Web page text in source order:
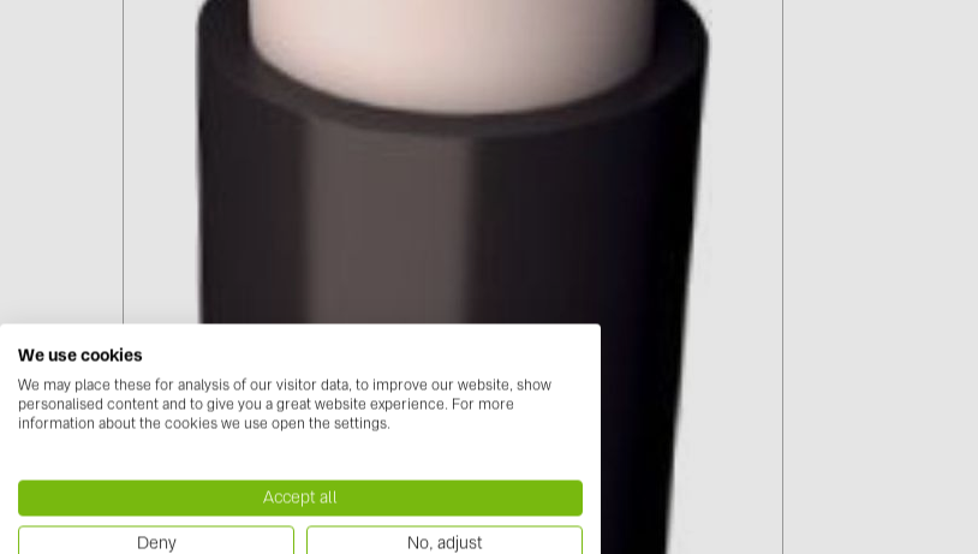
We use cookies
We may place these for analysis of our visitor data, to improve our website, show
personalised content and to give you a great website experience. For more
information about the cookies we use open the settings.
Accept all
Deny No, adjust